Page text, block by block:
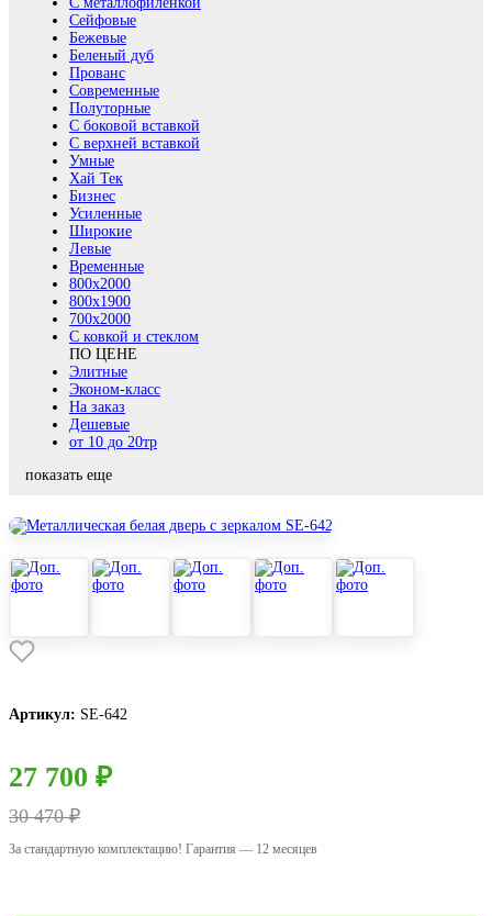
Сейфовые
Бежевые
Беленый дуб
Прованс
Современные
Полуторные
С боковой вставкой
С верхней вставкой
Умные
Хай Тек
Бизнес
Усиленные
Широкие
Левые
Временные
800х2000
800x1900
700x2000
С ковкой и стеклом
ПО ЦЕНЕ
Элитные
Эконом-класс
На заказ
Дешевые
от 10 до 20тр
показать еще
Артикул: SE-642
27 700 ₽
30 470 ₽
За стандартную комплектацию! Гарантия — 12 месяцев